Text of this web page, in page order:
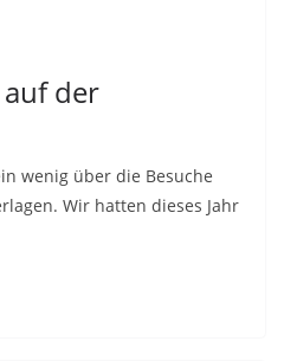
der
wenig über die Besuche
Wir hatten dieses Jahr